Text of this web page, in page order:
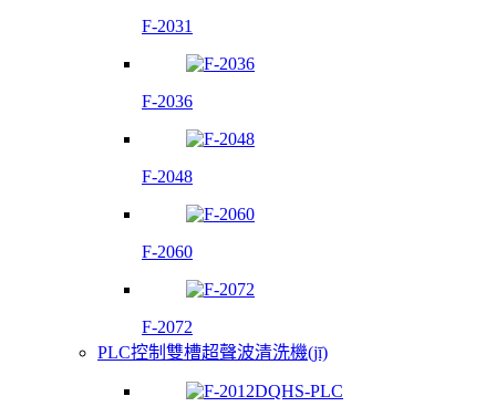
F-2031
F-2036
F-2048
F-2060
F-2072
PLC控制雙槽超聲波清洗機(jī)